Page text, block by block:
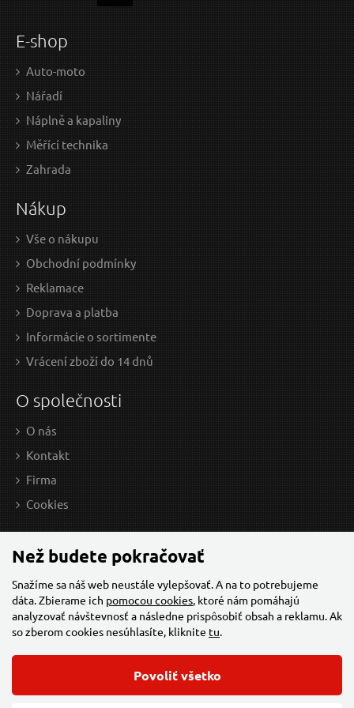
3.82 EUR bez DPH
Skladem
1,90 EUR / Ks
1.54 EUR bez DPH
Šroubovák TORX, T 8x80mm, CrV
E-shop
Auto-moto
Nářadí
Náplně a kapaliny
Měřící technika
Zahrada
Nákup
Vše o nákupu
Obchodní podmínky
Reklamace
Doprava a platba
Informácie o sortimente
Vrácení zboží do 14 dnů
O společnosti
O nás
Kontakt
Firma
Cookies
Než budete pokračovať
Snažíme sa náš web neustále vylepšovať. A na to potrebujeme
dáta. Zbierame ich pomocou cookies, ktoré nám pomáhajú
analyzovať návštevnosť a následne prispôsobiť obsah a reklamu. Ak
so zberom cookies nesúhlasíte, kliknite tu.
Povoliť všetko